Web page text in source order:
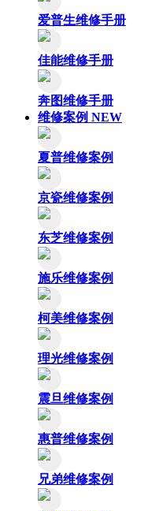
爱普生维修手册
佳能维修手册
奔图维修手册
维修案例 NEW
夏普维修案例
京瓷维修案例
东芝维修案例
施乐维修案例
柯美维修案例
理光维修案例
震旦维修案例
惠普维修案例
兄弟维修案例